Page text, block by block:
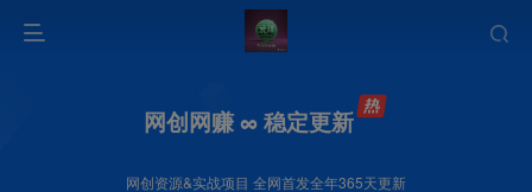
网创网赚 ∞ 稳定更新
网创资源&实战项目 全网首发全年365天更新